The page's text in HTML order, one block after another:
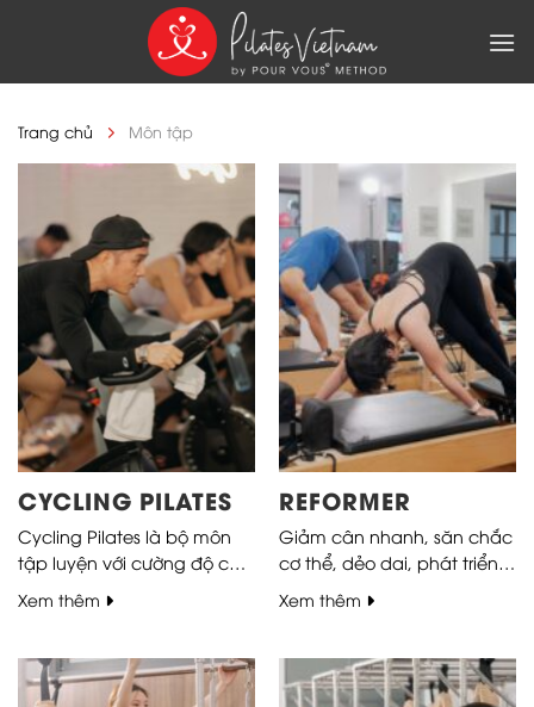
Trang chủ Môn tập
CYCLING PILATES
Cycling Pilates là bộ môn
tập luyện với cường độ cao
giúp người tập rèn luyện
sức khỏe thể lực và tim
giảm cân nhanh chóng và
phù hợp với nhiều người.
Xem thêm
REFORMER
Giảm cân nhanh, săn chắc
cơ thể, dẻo dai, phát triển
cơ bắp và đặc biệt tốt cho
cột sống là những lợi ích
Reformer. Nếu đã thực
hành Pilates Reformer đúng,
Xem thêm